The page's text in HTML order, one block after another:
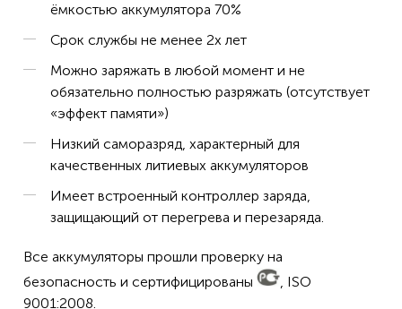
ёмкостью аккумулятора 70%
Срок службы не менее 2х лет
Можно заряжать в любой момент и не
обязательно полностью разряжать (отсутствует
«эффект памяти»)
Низкий саморазряд, характерный для
качественных литиевых аккумуляторов
Имеет встроенный контроллер заряда,
защищающий от перегрева и перезаряда.
Все аккумуляторы прошли проверку на
безопасность и сертифицированы
, ISO
9001:2008.